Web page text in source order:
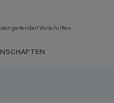
geltenden Vorschriften.